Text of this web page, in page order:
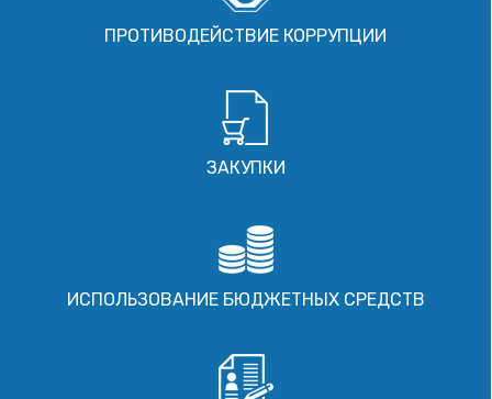
ПРОТИВОДЕЙСТВИЕ КОРРУПЦИИ
ЗАКУПКИ
ИСПОЛЬЗОВАНИЕ БЮДЖЕТНЫХ СРЕДСТВ